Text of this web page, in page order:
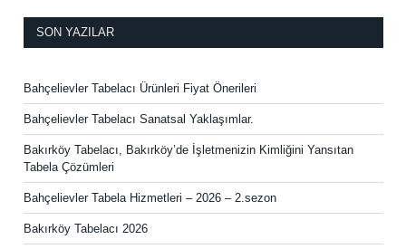
SON YAZILAR
Bahçelievler Tabelacı Ürünleri Fiyat Önerileri
Bahçelievler Tabelacı Sanatsal Yaklaşımlar.
Bakırköy Tabelacı, Bakırköy’de İşletmenizin Kimliğini Yansıtan
Tabela Çözümleri
Bahçelievler Tabela Hizmetleri – 2026 – 2.sezon
Bakırköy Tabelacı 2026